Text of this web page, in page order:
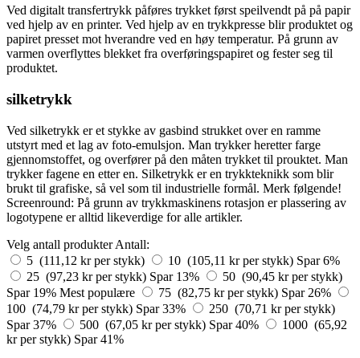
Ved digitalt transfertrykk påføres trykket først speilvendt på på papir
ved hjelp av en printer. Ved hjelp av en trykkpresse blir produktet og
papiret presset mot hverandre ved en høy temperatur. På grunn av
varmen overflyttes blekket fra overføringspapiret og fester seg til
produktet.
silketrykk
Ved silketrykk er et stykke av gasbind strukket over en ramme
utstyrt med et lag av foto-emulsjon. Man trykker heretter farge
gjennomstoffet, og overfører på den måten trykket til prouktet. Man
trykker fagene en etter en. Silketrykk er en trykkteknikk som blir
brukt til grafiske, så vel som til industrielle formål. Merk følgende!
Screenround: På grunn av trykkmaskinens rotasjon er plassering av
logotypene er alltid likeverdige for alle artikler.
Velg antall produkter Antall:
5 (111,12 kr per stykk)
10 (105,11 kr per stykk) Spar 6%
25 (97,23 kr per stykk) Spar 13%
50 (90,45 kr per stykk)
Spar 19% Mest populære 75 (82,75 kr per stykk) Spar 26%
100 (74,79 kr per stykk) Spar 33%
250 (70,71 kr per stykk)
Spar 37%
500 (67,05 kr per stykk) Spar 40%
1000 (65,92
kr per stykk) Spar 41%